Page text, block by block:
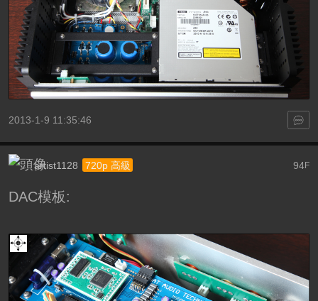
2013-1-9 11:35:46
94F
artist1128 720p 高級
DAC模板: